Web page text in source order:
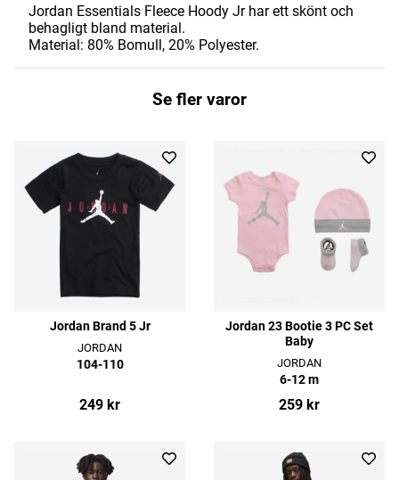
Jordan Essentials Fleece Hoody Jr har ett skönt och
behagligt bland material.
Material: 80% Bomull, 20% Polyester.
Se fler varor
Jordan Brand 5 Jr
JORDAN
104-110
249 kr
Jordan 23 Bootie 3 PC Set
Baby
JORDAN
6-12 m
259 kr